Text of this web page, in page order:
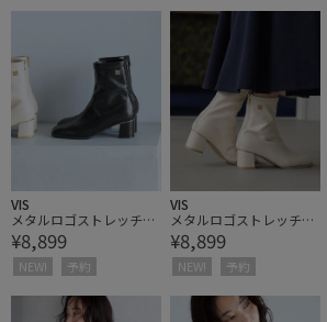
VIS
メタルロゴストレッチシ
ョートブーツ
¥8,899
NEW! 予約
VIS
メタルロゴストレッチシ
ョートブーツ
¥8,899
NEW! 予約